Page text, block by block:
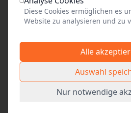
Lübeck
03Okt. 2026•
Theaterschiff Lübeck
Lübeck
Diese Cookies ermöglichen es
Website zu analysieren und zu
Alle
Auswahl
Nur notwendige